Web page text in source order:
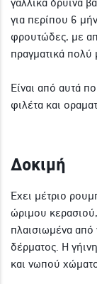
για περίπου 6
φρουτώδες, με
πραγματικά πολύ
Είναι από αυτά
φιλέτα και
Δοκιμή
Έχει μέτριο
ώριμου
πλαισιωμένα από
δέρματος. Η
και νωπού